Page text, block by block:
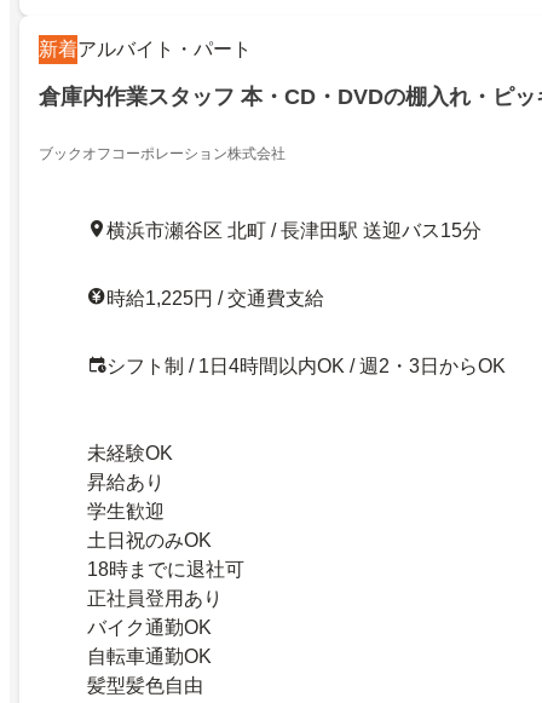
新着アルバイト・パート
倉庫内作業スタッフ 本・CD・DVDの棚入れ・ピッ
ブックオフコーポレーション株式会社
横浜市瀬谷区 北町 / 長津田駅 送迎バス15分
時給1,225円 / 交通費支給
シフト制 / 1日4時間以内OK / 週2・3日からOK
未経験OK
昇給あり
学生歓迎
土日祝のみOK
18時までに退社可
正社員登用あり
バイク通勤OK
自転車通勤OK
髪型髪色自由